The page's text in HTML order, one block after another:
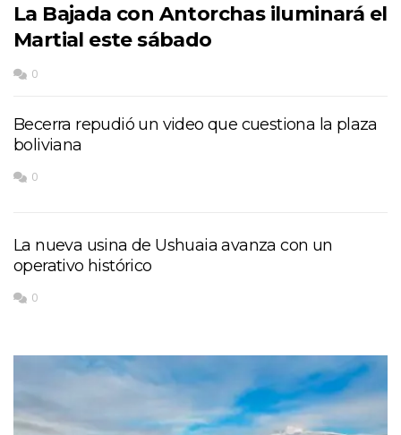
La Bajada con Antorchas iluminará el
Martial este sábado
0
Becerra repudió un video que cuestiona la plaza
boliviana
0
La nueva usina de Ushuaia avanza con un
operativo histórico
0